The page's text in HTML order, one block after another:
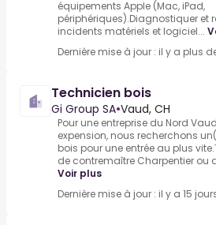
équipements Apple (Mac, iPad,
périphériques).Diagnostiquer et
incidents matériels et logiciel...
Dernière mise à jour : il y a plus
Technicien bois
Gi Group SA•Vaud, CH
Pour une entreprise du Nord
expension, nous recherchons
bois pour une entrée au plus
de contremaître Charpentier ou
Voir plus
Dernière mise à jour : il y a 15